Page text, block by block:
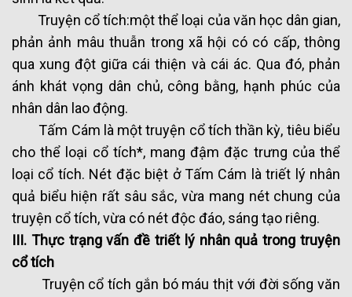
Truyện cổ tích:một thể loại của văn học dân gian,
phản ảnh mâu thuẫn trong xã hội có có cấp, thông
qua xung đột giữa cái thiện và cái ác. Qua đó, phản
ánh khát vọng dân chủ, công bằng, hạnh phúc của
nhân dân lao động.
Tấm Cám là một truyện cổ tích thần kỳ, tiêu biểu
cho thể loại cổ tích*, mang đậm đặc trưng của thể
loại cổ tích. Nét đặc biệt ở Tấm Cám là triết lý nhân
quả biểu hiện rất sâu sắc, vừa mang nét chung của
truyện cổ tích, vừa có nét độc đáo, sáng tạo riêng.
III. Thực trạng vấn đề triết lý nhân quả trong truyện
cổ tích
Truyện cổ tích gắn bó máu thịt với đời sống văn